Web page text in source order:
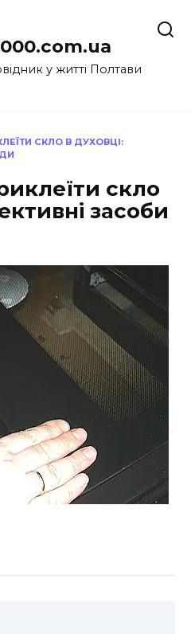
у житті Полтави
СКЛО В ДУХОВЦІ:
скло
засоби